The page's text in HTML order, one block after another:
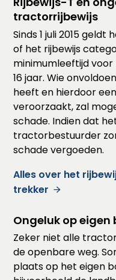
tractorrijbewijs
Sinds 1 juli 2015
of het rijbewijs
minimumleeftijd
16 jaar. Wie
heeft en hierdoor
veroorzaakt, zal
schade. Indien dat
tractorbestuurder
schade vergoeden.
Alles over het
trekker
Ongeluk op eigen
Zeker niet alle
de openbare weg.
plaats op het eigen